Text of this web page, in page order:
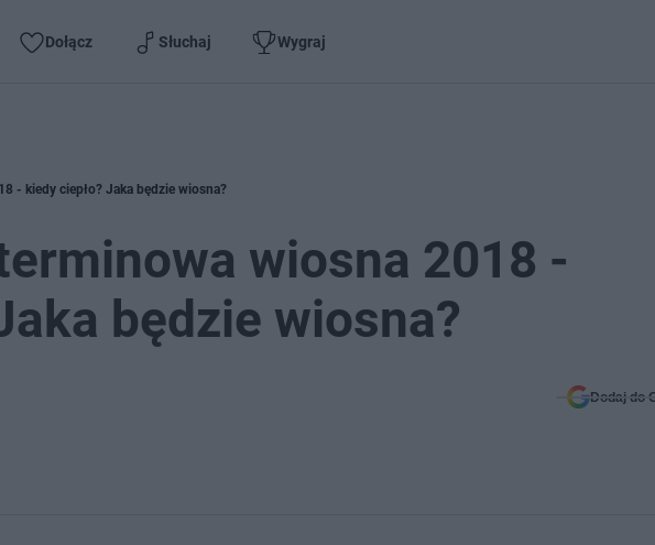
Dołącz Słuchaj Wygraj
- kiedy ciepło? Jaka będzie wiosna?
wiosna 2018 -
będzie wiosna?
Dodaj do